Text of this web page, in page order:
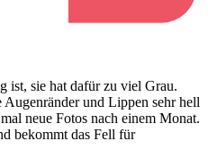
ist, sie hat dafür zu viel Grau.
und Lippen sehr hell
neue Fotos nach einem Monat.
bekommt das Fell für